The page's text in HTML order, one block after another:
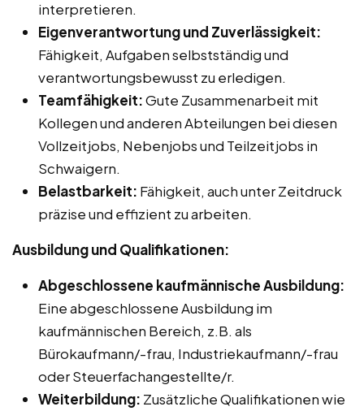
interpretieren.
Eigenverantwortung und Zuverlässigkeit:
Fähigkeit, Aufgaben selbstständig und
verantwortungsbewusst zu erledigen.
Teamfähigkeit:Gute Zusammenarbeit mit
Kollegen und anderen Abteilungen bei diesen
Vollzeitjobs, Nebenjobs und Teilzeitjobs in
Schwaigern.
Belastbarkeit: Fähigkeit, auch unter Zeitdruck
präzise und effizient zu arbeiten.
Ausbildung und Qualifikationen:
Abgeschlossene kaufmännische Ausbildung:
Eine abgeschlossene Ausbildung im
kaufmännischen Bereich, z.B. als
Bürokaufmann/-frau, Industriekaufmann/-frau
oder Steuerfachangestellte/r.
Weiterbildung: Zusätzliche Qualifikationen wie